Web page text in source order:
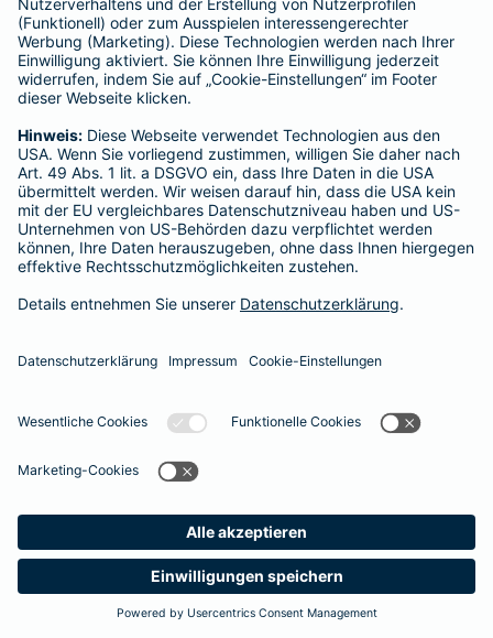
Suche Produkte
Barmenia
365 Tage / 24 Stunden
365 Tage / 24 Stunden